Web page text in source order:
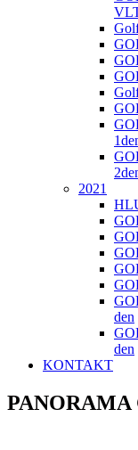
2021
den
den
KONTAKT
PANORAMA